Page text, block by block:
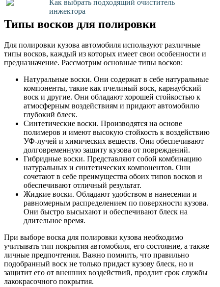
Как выбрать подходящий очиститель
инжектора
Типы восков для полировки
Для полировки кузова автомобиля используют различные
типы восков, каждый из которых имеет свои особенности и
предназначение. Рассмотрим основные типы восков:
Натуральные воски. Они содержат в себе натуральные
компоненты, такие как пчелиный воск, карнаубский
воск и другие. Они обладают хорошей стойкостью к
атмосферным воздействиям и придают автомобилю
глубокий блеск.
Синтетические воски. Производятся на основе
полимеров и имеют высокую стойкость к воздействию
УФ-лучей и химических веществ. Они обеспечивают
долговременную защиту кузова от повреждений.
Гибридные воски. Представляют собой комбинацию
натуральных и синтетических компонентов. Они
сочетают в себе преимущества обоих типов восков и
обеспечивают отличный результат.
Жидкие воски. Обладают удобством в нанесении и
равномерным распределением по поверхности кузова.
Они быстро высыхают и обеспечивают блеск на
длительное время.
При выборе воска для полировки кузова необходимо
учитывать тип покрытия автомобиля, его состояние, а также
личные предпочтения. Важно помнить, что правильно
подобранный воск не только придаст кузову блеск, но и
защитит его от внешних воздействий, продлит срок службы
лакокрасочного покрытия.